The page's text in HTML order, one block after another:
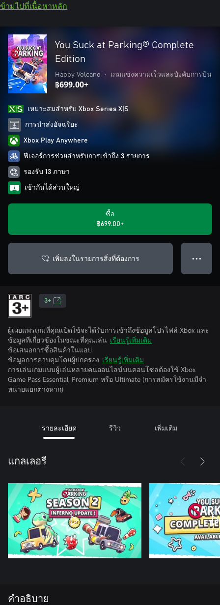
ข้ามไปที่เนื้อหาหลัก
You Suck at Parking® Complete
Edition
Happy Volcano • เกมแข่งความเร็วและบังคับการบิน
฿699.00+
เหมาะสมสําหรับ Xbox Series X|S
การนำส่งอัจฉริยะ
Xbox Play Anywhere
ฟีเจอร์การช่วยสำหรับการเข้าถึง 3 รายการ
รองรับ 13 ภาษา
เข้ากันได้ส่วนใหญ่
ซื้อ
฿699.00+
เพิ่มลงในรายการสิ่งที่ต้องการ ● ● ●
3+
ผู้เผยแพร่เกมที่คุณเปิดใช้จะได้รับการเข้าถึงข้อมูลโปรไฟล์ Xbox และ
ข้อมูลที่เกี่ยวข้องในขณะที่คุณเล่น เรียนรู้เพิ่มเติม
ข้อเสนอการซื้อสินค้าในแอป
ข้อมูลการควบคุมโดยผู้ปกครอง เรียนรู้เพิ่มเติม
การเล่นเกมแบบผู้เล่นหลายคนออนไลน์บนคอนโซลต้องใช้ Xbox
Game Pass Essential, Premium หรือ Ultimate (การสมัครใช้งานมีจํา
หน่ายแยกต่างหาก)
รายละเอียด รีวิว เพิ่มเติม
แกลเลอรี
คำอธิบาย